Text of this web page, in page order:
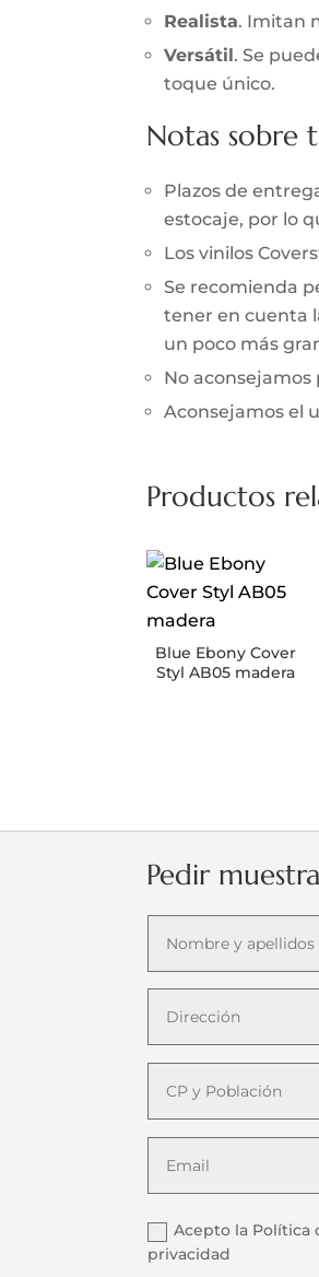
Realista. Imitan
Versátil . Se
toque único.
Notas sobre
Plazos de
estocaje, por lo
Los vinilos
Se recomienda
tener en cuenta
un poco más
No
Aconsejamos el
Productos
Blue Ebony Cover
Styl AB05 madera
Pedir
Acepto la Política
privacidad